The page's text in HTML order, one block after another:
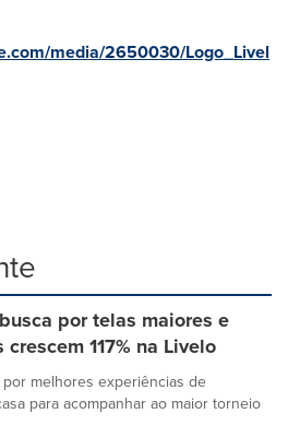
media/2650030/Logo_Livel
por telas maiores e
117% na Livelo
melhores experiências de
para acompanhar ao maior torneio